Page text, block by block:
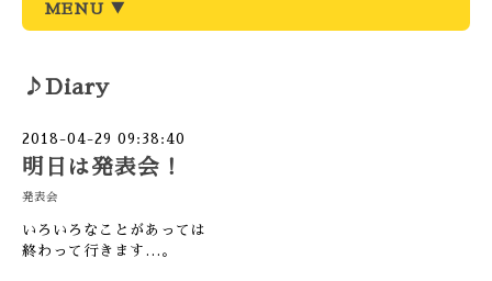
MENU ▼
♪Diary
2018-04-29 09:38:40
明日は発表会！
発表会
いろいろなことがあっては
終わって行きます…。